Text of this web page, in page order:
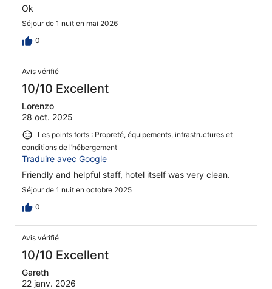
Ok
Séjour de 1 nuit en mai 2026
0
Avis vérifié
10/10 Excellent
Lorenzo
28 oct. 2025
Les points forts : Propreté, équipements, infrastructures et
conditions de l’hébergement
Traduire avec Google
Friendly and helpful staff, hotel itself was very clean.
Séjour de 1 nuit en octobre 2025
0
Avis vérifié
10/10 Excellent
Gareth
22 janv. 2026